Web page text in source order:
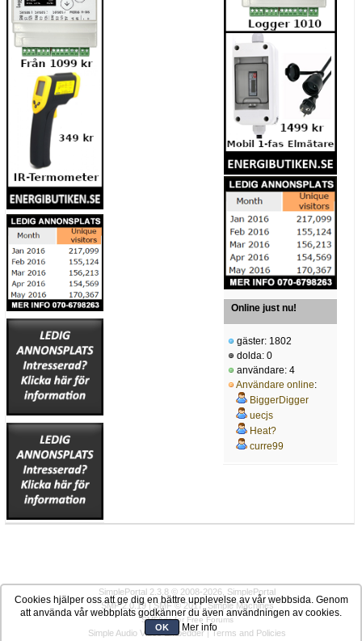
Online just nu!
gäster: 1802
dolda: 0
användare: 4
Användare online:
BiggerDigger
uecjs
Heat?
curre99
SimplePortal 2.3.8 © 2008-2026, SimplePortal
SMF 2.0.19|SMF © 2017,Simple Machines
SMFAdsfor Free Forums
Simple Audio Video Embedder|Terms and Policies
Cookies hjälper oss att ge dig en bättre upplevelse av vår webbsida. Genom
att använda vår webbplats godkänner du även användningen av cookies.
OK Mer info